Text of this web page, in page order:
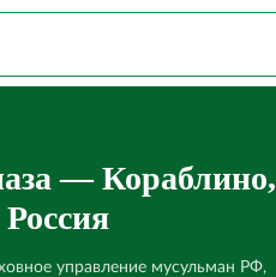
— Кораблино,
Россия
управление мусульман РФ,